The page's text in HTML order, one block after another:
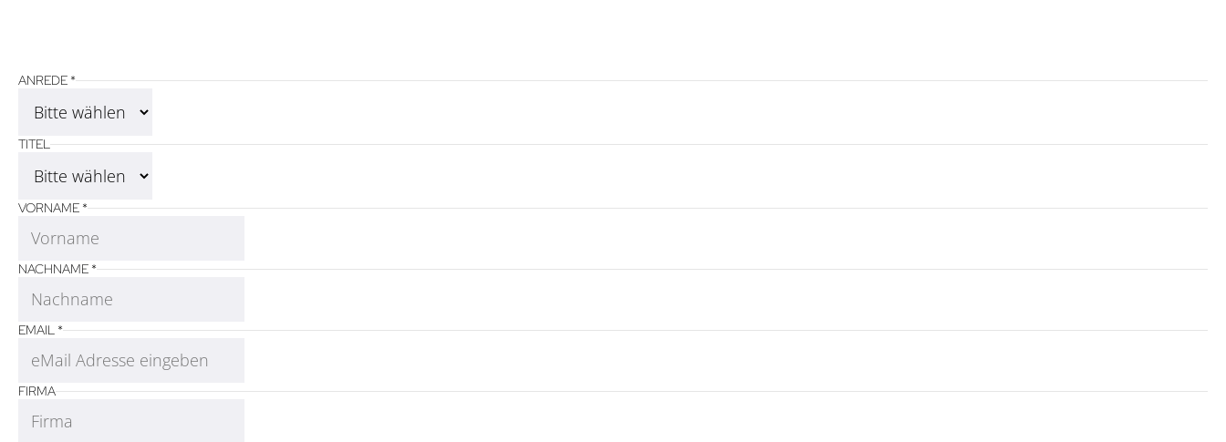
ANREDE *
TITEL
VORNAME *
NACHNAME *
EMAIL *
FIRMA